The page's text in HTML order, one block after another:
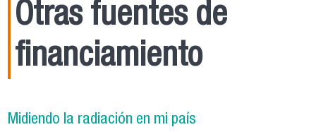
Otras fuentes de
financiamiento
Midiendo la radiación en mi país